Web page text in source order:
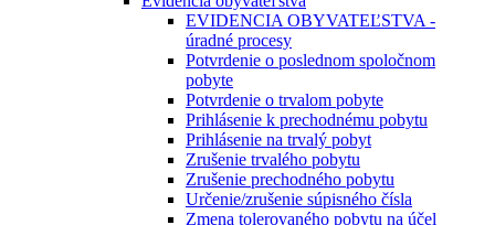
EVIDENCIA OBYVATEĽSTVA -
úradné procesy
Potvrdenie o poslednom spoločnom
pobyte
Potvrdenie o trvalom pobyte
Prihlásenie k prechodnému pobytu
Prihlásenie na trvalý pobyt
Zrušenie trvalého pobytu
Zrušenie prechodného pobytu
Určenie/zrušenie súpisného čísla
Zmena tolerovaného pobytu na účel